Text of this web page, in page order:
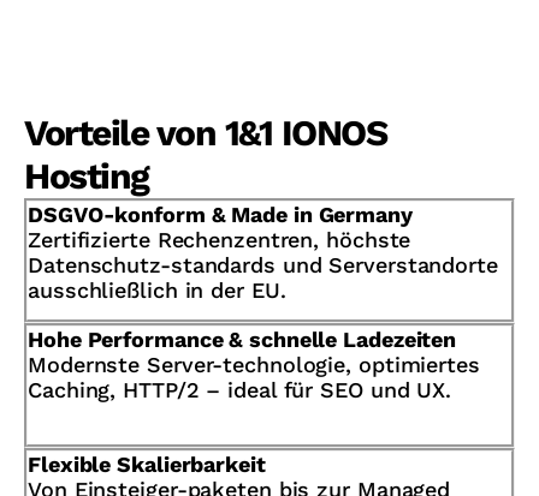
Vorteile von 1&1 IONOS
Hosting
DSGVO-konform & Made in Germany
Zertifizierte Rechenzentren, höchste
Datenschutz-standards und Serverstandorte
ausschließlich in der EU.
Hohe Performance & schnelle Ladezeiten
Modernste Server-technologie, optimiertes
Caching, HTTP/2 – ideal für SEO und UX.
Flexible Skalierbarkeit
Von Einsteiger-paketen bis zur Managed